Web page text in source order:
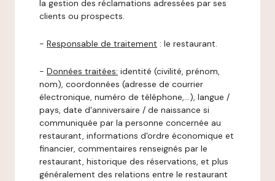
la gestion des réclamations adressées par ses
clients ou prospects.
- Responsable de traitement : le restaurant.
- Données traitées: identité (civilité, prénom,
nom), coordonnées (adresse de courrier
électronique, numéro de téléphone,…), langue /
pays, date d'anniversaire / de naissance si
communiquée par la personne concernée au
restaurant, informations d'ordre économique et
financier, commentaires renseignés par le
restaurant, historique des réservations, et plus
généralement des relations entre le restaurant